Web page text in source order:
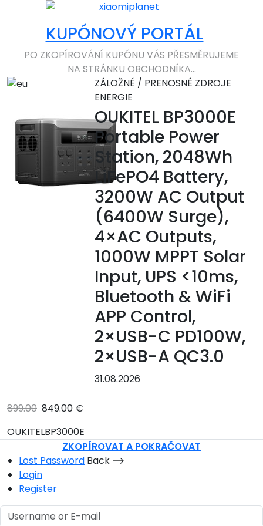
KUPÓNOVÝ PORTÁL
PO ZKOPÍROVÁNÍ KUPÓNU VÁS PŘESMĚRUJEME
NA STRÁNKU OBCHODNÍKA...
ZÁLOŽNÉ / PRENOSNÉ ZDROJE
ENERGIE
OUKITEL BP3000E
Portable Power
Station, 2048Wh
LiFePO4 Battery,
3200W AC Output
(6400W Surge),
4×AC Outputs,
1000W MPPT Solar
Input, UPS <10ms,
Bluetooth & WiFi
APP Control,
2×USB-C PD100W,
2×USB-A QC3.0
31.08.2026
899.00 849.00 €
OUKITELBP3000E
ZKOPÍROVAT A POKRAČOVAT
Lost Password Back ⟶
Login
Register